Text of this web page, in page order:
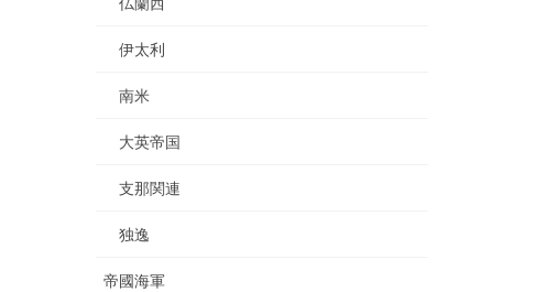
伊太利
南米
大英帝国
支那関連
独逸
帝國海軍